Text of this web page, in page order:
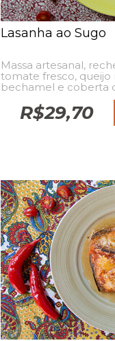
Lasanha ao Sugo
Massa artesanal,
tomate fresco, queijo
bechamel e coberta
R$29,70